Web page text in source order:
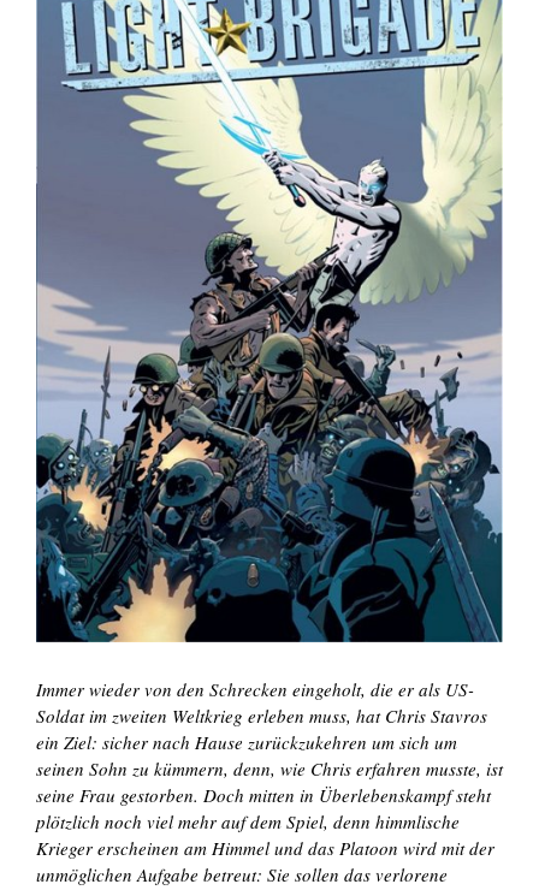
Immer wieder von den Schrecken eingeholt, die er als US-
Soldat im zweiten Weltkrieg erleben muss, hat Chris Stavros
ein Ziel: sicher nach Hause zurückzukehren um sich um
seinen Sohn zu kümmern, denn, wie Chris erfahren musste, ist
seine Frau gestorben. Doch mitten in Überlebenskampf steht
plötzlich noch viel mehr auf dem Spiel, denn himmlische
Krieger erscheinen am Himmel und das Platoon wird mit der
unmöglichen Aufgabe betreut: Sie sollen das verlorene